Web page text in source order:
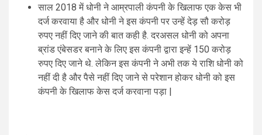
साल 2018 में धोनी ने आम्रपाली कंपनी के खिलाफ एक केस भी
दर्ज करवाया है और धोनी ने इस कंपनी पर उन्हें देड़ सौ करोड़
रुपए नहीं दिए जाने की बात कही है. दरअसल धोनी को अपना
ब्रांड एंबेसडर बनाने के लिए इस कंपनी द्वारा इन्हें 150 करोड़
रुपए दिए जाने थे. लेकिन इस कंपनी ने अभी तक ये राशि धोनी को
नहीं दी है और पैसे नहीं दिए जाने से परेशान होकर धोनी को इस
कंपनी के खिलाफ केस दर्ज करवाना पड़ा |